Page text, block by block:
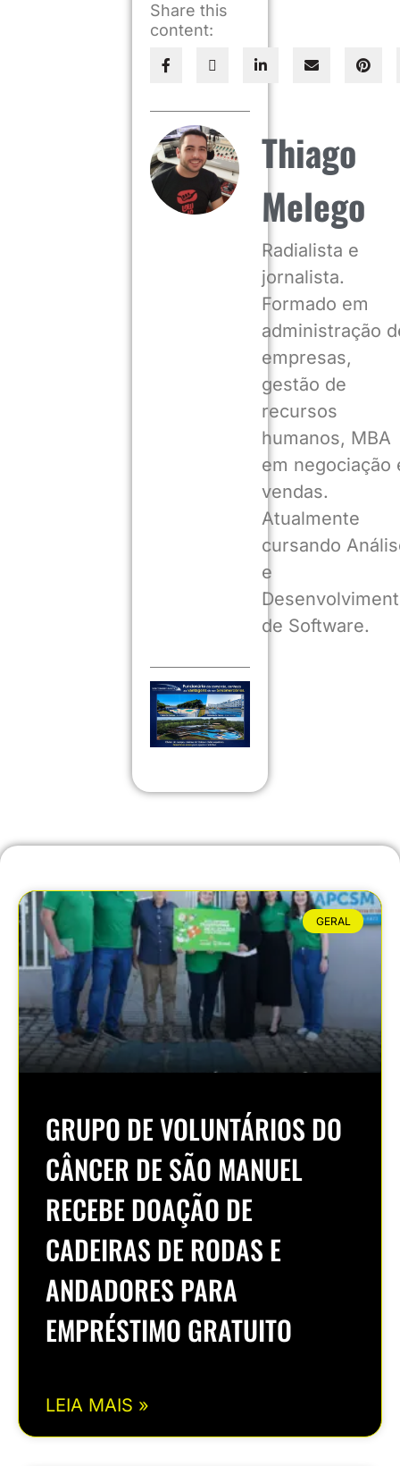
Share this
content:
Thiago
Melego
Radialista e
jornalista.
Formado em
administração
empresas,
gestão de
recursos
humanos, MBA
em negociação
vendas.
Atualmente
cursando
e
de Software.
GERAL
GRUPO DE VOLUNTÁRIOS DO
CÂNCER DE SÃO MANUEL
RECEBE DOAÇÃO DE
CADEIRAS DE RODAS E
ANDADORES PARA
EMPRÉSTIMO GRATUITO
LEIA MAIS »